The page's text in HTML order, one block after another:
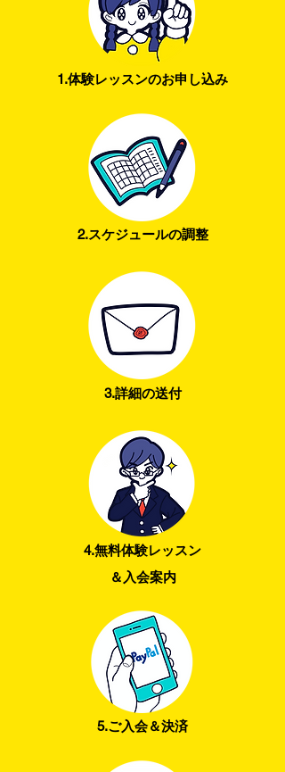
1.体験レッスンのお申し込み
2.スケジュールの調整
3.詳細の送付
4.無料体験レッスン
＆入会案内
5.ご入会＆決済